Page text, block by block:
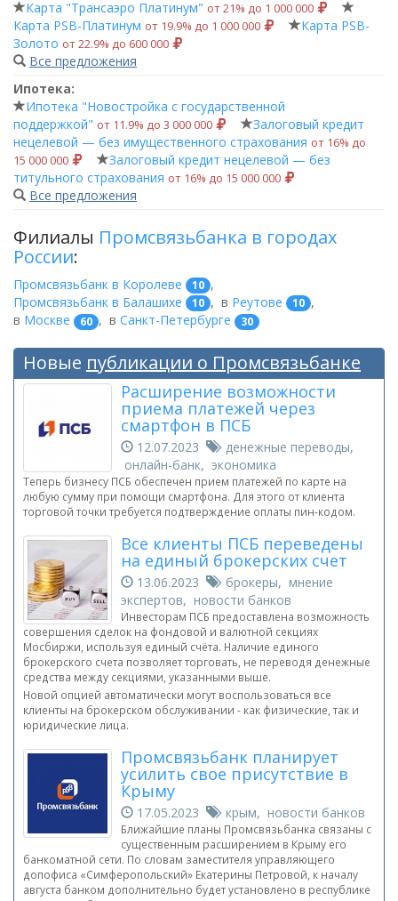
Карта "Трансаэро Платинум" от 21% до 1 000 000
Карта PSB-Платинум от 19.9% до 1 000 000
Карта PSB-
Золото от 22.9% до 600 000
Все предложения
Ипотека:
Ипотека "Новостройка с государственной
поддержкой" от 11.9% до 3 000 000
Залоговый кредит
нецелевой — без имущественного страхования от 16% до
15 000 000
Залоговый кредит нецелевой — без
титульного страхования от 16% до 15 000 000
Все предложения
Филиалы Промсвязьбанка в городах
России:
Промсвязьбанк в Королеве 10 ,
Промсвязьбанк в Балашихе
10 , в Реутове 10 ,
в Москве 60 , в Санкт-Петербурге 30
Новые публикации о Промсвязьбанке
Расширение возможности
приема платежей через
смартфон в ПСБ
12.07.2023
денежные переводы,
онлайн-банк, экономика
Теперь бизнесу ПСБ обеспечен прием платежей по карте на
любую сумму при помощи смартфона. Для этого от клиента
торговой точки требуется подтверждение оплаты пин-кодом.
Все клиенты ПСБ переведены
на единый брокерских счет
13.06.2023
брокеры, мнение
экспертов, новости банков
Инвесторам ПСБ предоставлена возможность
совершения сделок на фондовой и валютной секциях
Мосбиржи, используя единый счёта. Наличие единого
брокерского счета позволяет торговать, не переводя денежные
средства между секциями, указанными выше.
Новой опцией автоматически могут воспользоваться все
клиенты на брокерском обслуживании - как физические, так и
юридические лица.
Промсвязьбанк планирует
усилить свое присутствие в
Крыму
17.05.2023 крым, новости банков
Ближайшие планы Промсвязьбанка связаны с
существенным расширением в Крыму его
банкоматной сети. По словам заместителя управляющего
допофиса «Симферопольский» Екатерины Петровой, к началу
августа банком дополнительно будет установлено в республике